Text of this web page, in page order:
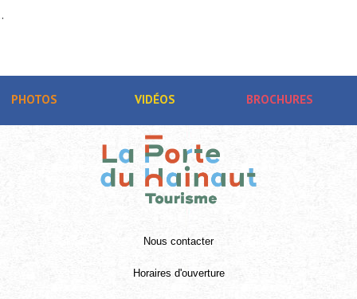
PHOTOS VIDÉOS BROCHURES
Nous contacter
Horaires d'ouverture